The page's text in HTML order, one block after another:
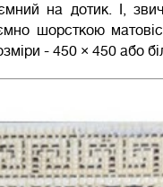
на дотик. І,
шорсткою
- 450 × 450 або